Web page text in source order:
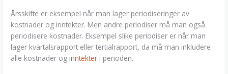
Årsskifte er eksempel når man lager periodiseringer av
kostnader og inntekter. Men andre periodiser må man også
periodisere kostnader. Eksempel slike periodiser er når man
lager kvartalsrapport eller tertialrapport, da må man inkludere
alle kostnader oginntekter i perioden.